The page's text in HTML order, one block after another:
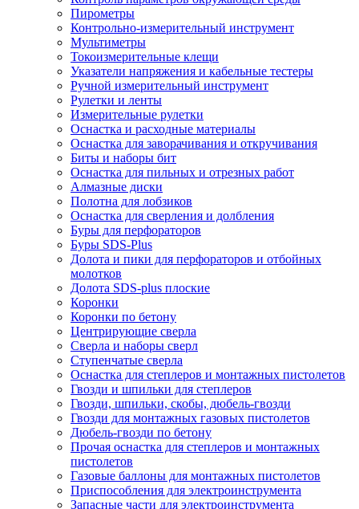
Пирометры
Контрольно-измерительный инструмент
Мультиметры
Токоизмерительные клещи
Указатели напряжения и кабельные тестеры
Ручной измерительный инструмент
Рулетки и ленты
Измерительные рулетки
Оснастка и расходные материалы
Оснастка для заворачивания и откручивания
Биты и наборы бит
Оснастка для пильных и отрезных работ
Алмазные диски
Полотна для лобзиков
Оснастка для сверления и долбления
Буры для перфораторов
Буры SDS-Plus
Долота и пики для перфораторов и отбойных
молотков
Долота SDS-plus плоские
Коронки
Коронки по бетону
Центрирующие сверла
Сверла и наборы сверл
Ступенчатые сверла
Оснастка для степлеров и монтажных пистолетов
Гвозди и шпильки для степлеров
Гвозди, шпильки, скобы, дюбель-гвозди
Гвозди для монтажных газовых пистолетов
Дюбель-гвозди по бетону
Прочая оснастка для степлеров и монтажных
пистолетов
Газовые баллоны для монтажных пистолетов
Приспособления для электроинструмента
Запасные части для электроинструмента